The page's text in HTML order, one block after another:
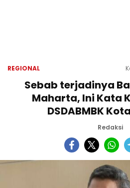
REGIONAL
Sebab terjadinya
Maharta, Ini Kata
DSDABMBK
Redaksi